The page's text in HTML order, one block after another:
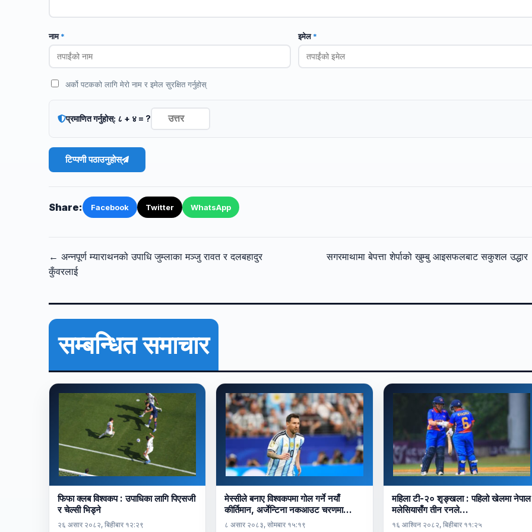
नाम* इमेल*
अर्को पटकको लागि मेरो नाम र इमेल सुरक्षित गर्नुहोस्
प्रमाणित गर्नुहोस्: ८ + ४ = ?
टिप्पणी पठाउनुहोस्
Share: Facebook Twitter WhatsApp
← अन्नपूर्ण म्याराथनको उपाधि जुम्लाका मञ्जु रावत र दलबहादुर
कुँवरलाई
सगरमाथामा बेपत्ता शेर्पाको खुम्बु आइसफलबाट सकुशल
सम्बन्धित समाचार
फिफा क्लब विश्वकप : उपाधिका लागि पिएसजी
र चेल्सी भिड्ने
२६ असार २०८२, बिहीबार १२:२९
मेस्सीले बनाए विश्वकपमा गोल गर्ने नयाँ
कीर्तिमान, अर्जेन्टिना नकआउट चरणमा…
८ असार २०८३, सोमबार १५:१९
महिला टी-२० शृङ्खला : पहिलो खेलमा नेपाल
मलेसियासँग तीन रनले…
१६ आश्विन २०८२, बिहीबार ११:२५